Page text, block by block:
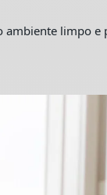
ambiente limpo e